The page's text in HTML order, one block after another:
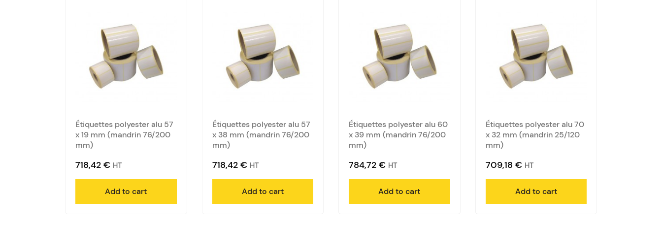
Étiquettes polyester alu 57
x 19 mm (mandrin 76/200
mm)
718,42 € HT
Add to cart
Étiquettes polyester alu 57
x 38 mm (mandrin 76/200
mm)
718,42 € HT
Add to cart
Étiquettes polyester alu 60
x 39 mm (mandrin 76/200
mm)
784,72 € HT
Add to cart
Étiquettes polyester alu 70
x 32 mm (mandrin 25/120
mm)
709,18 € HT
Add to cart